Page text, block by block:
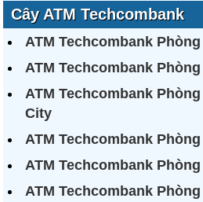
Cây ATM Techcombank
ATM Techcombank
ATM Techcombank
ATM Techcombank
City
ATM Techcombank
ATM Techcombank
ATM Techcombank